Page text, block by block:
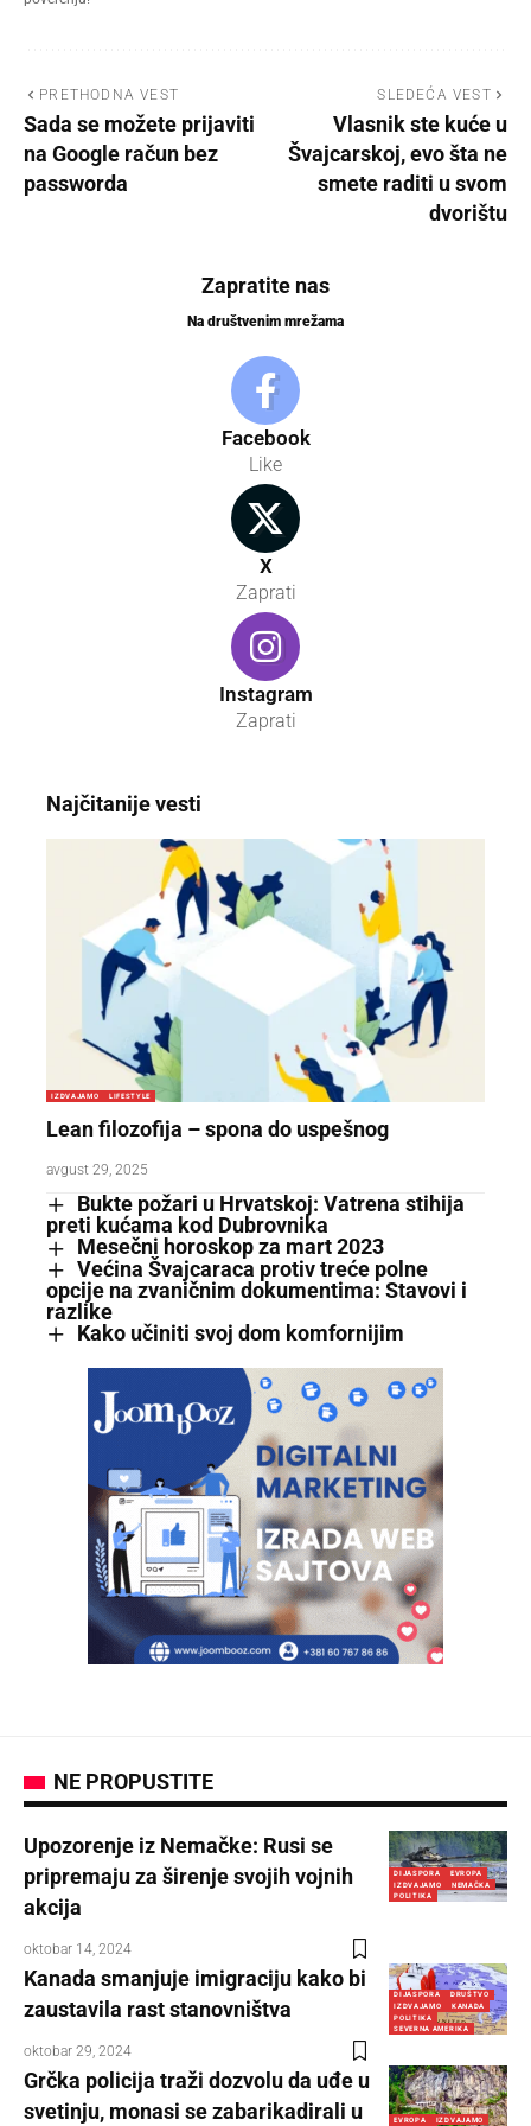
PRETHODNA VEST
Sada se možete prijaviti
na Google račun bez
passworda
SLEDEĆA VEST
Vlasnik ste kuće u
Švajcarskoj, evo šta ne
smete raditi u svom
dvorištu
Zapratite nas
Na društvenim mrežama
Facebook
Like
X
Zaprati
Instagram
Zaprati
Najčitanije vesti
IZDVAJAMO LIFESTYLE
Lean filozofija – spona do uspešnog
avgust 29, 2025
Bukte požari u Hrvatskoj: Vatrena stihija
preti kućama kod Dubrovnika
Mesečni horoskop za mart 2023
Većina Švajcaraca protiv treće polne
opcije na zvaničnim dokumentima: Stavovi i
razlike
Kako učiniti svoj dom komfornijim
NE PROPUSTITE
DIJASPORA
EVROPA
IZDVAJAMO
NEMAČKA
POLITIKA
Upozorenje iz Nemačke: Rusi se
pripremaju za širenje svojih vojnih
akcija
oktobar 14, 2024
DIJASPORA
DRUŠTVO
IZDVAJAMO
KANADA
POLITIKA
SEVERNA AMERIKA
Kanada smanjuje imigraciju kako bi
zaustavila rast stanovništva
oktobar 29, 2024
EVROPA
IZDVAJAMO
Grčka policija traži dozvolu da uđe u
svetinju, monasi se zabarikadirali u